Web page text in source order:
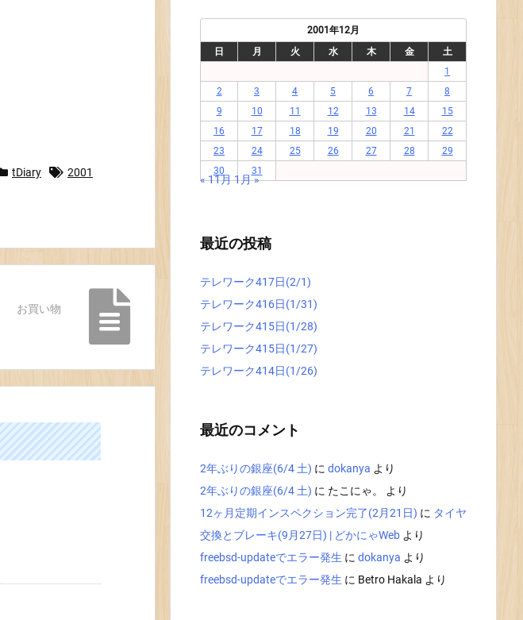
tDiary 2001
お買い物
2001年12月
日
月 火 水 木 金
土
1
2
3 4 5 6 7
8
9
10 11 12 13 14
15
16
17 18 19 20 21
22
23
24 25 26 27 28
29
30
31
« 11月1月 »
最近の投稿
テレワーク417日(2/1)
テレワーク416日(1/31)
テレワーク415日(1/28)
テレワーク415日(1/27)
テレワーク414日(1/26)
最近のコメント
2年ぶりの銀座(6/4 土) に dokanya より
2年ぶりの銀座(6/4 土) に たこにゃ。
より
12ヶ月定期インスペクション完了(2月21日) に タイヤ
交換とブレーキ(9月27日) | どかにゃWeb より
freebsd-updateでエラー発生 に dokanya より
freebsd-updateでエラー発生 に Betro Hakala より